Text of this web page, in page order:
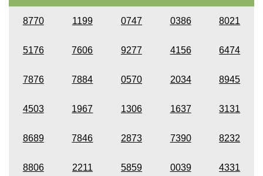
8770 1199 0747 0386 8021
5176 7606 9277 4156 6474
7876 7884 0570 2034 8945
4503 1967 1306 1637 3131
8689 7846 2873 7390 8232
8806 2211 5859 0039 4331